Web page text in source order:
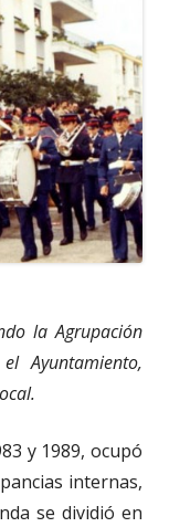
la Agrupación
Ayuntamiento,
y 1989, ocupó
internas,
se dividió en